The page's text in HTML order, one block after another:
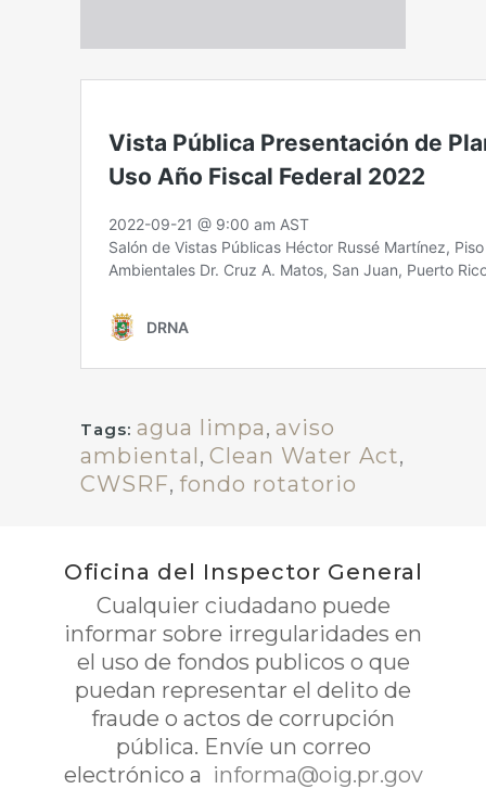
Tags: agua limpa, aviso
ambiental, Clean Water Act,
CWSRF, fondo rotatorio
Oficina del Inspector General
Cualquier ciudadano puede
informar sobre irregularidades en
el uso de fondos publicos o que
puedan representar el delito de
fraude o actos de corrupción
pública. Envíe un correo
electrónico a informa@oig.pr.gov